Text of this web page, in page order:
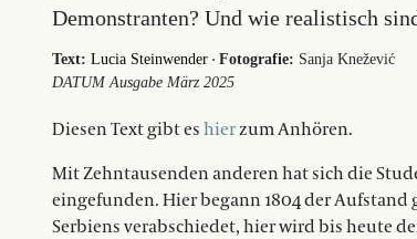
Demonstranten? Und wie realistisch
Text: Lucia Steinwender · Fotografie: Sanja Knežević
DATUM Ausgabe März 2025
Diesen Text gibt es hierzum Anhören.
Mit Zehntausenden anderen hat sich die
eingefunden. Hier begann 1804 der Aufstand
Serbiens verabschiedet, hier wird bis heute